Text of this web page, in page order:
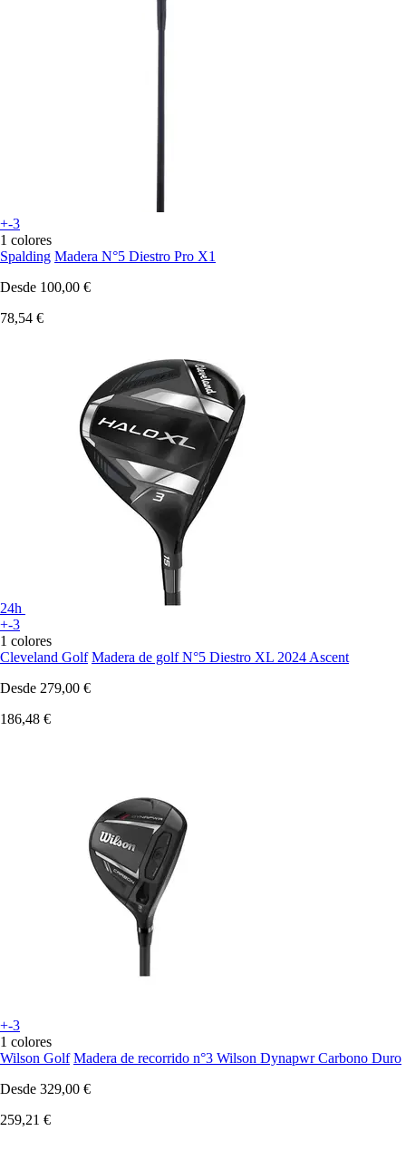
+-3
1 colores
Spalding Madera N°5 Diestro Pro X1
Desde 100,00 €
78,54 €
24h
+-3
1 colores
Cleveland Golf Madera de golf N°5 Diestro XL 2024 Ascent
Desde 279,00 €
186,48 €
+-3
1 colores
Wilson Golf Madera de recorrido n°3 Wilson Dynapwr Carbono Duro
Desde 329,00 €
259,21 €